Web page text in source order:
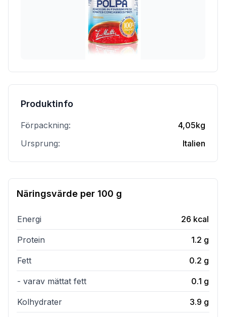
Produktinfo
Förpackning:
4,05kg
Ursprung:
Italien
Näringsvärde per 100 g
Energi 26 kcal
Protein 1.2 g
Fett 0.2 g
- varav mättat fett 0.1 g
Kolhydrater 3.9 g